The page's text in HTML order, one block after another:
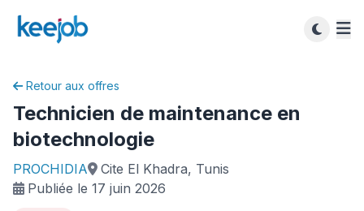
Retour aux offres
Technicien de maintenance en
biotechnologie
PROCHIDIA
Cite El Khadra, Tunis
Publiée le 17 juin 2026